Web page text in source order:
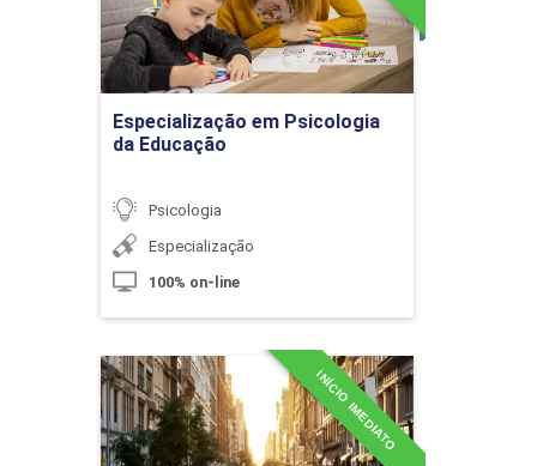
Assistência de Enfermagem
10h
Indicações para Cuidados Paliativos
Especialização em Psicologia
da Educação
Psicologia
Especialização
100% on-line
Ir para Inscrição
INÍCIO IMEDIATO
Especialização em
Psicologia da Mobilidade
Humana